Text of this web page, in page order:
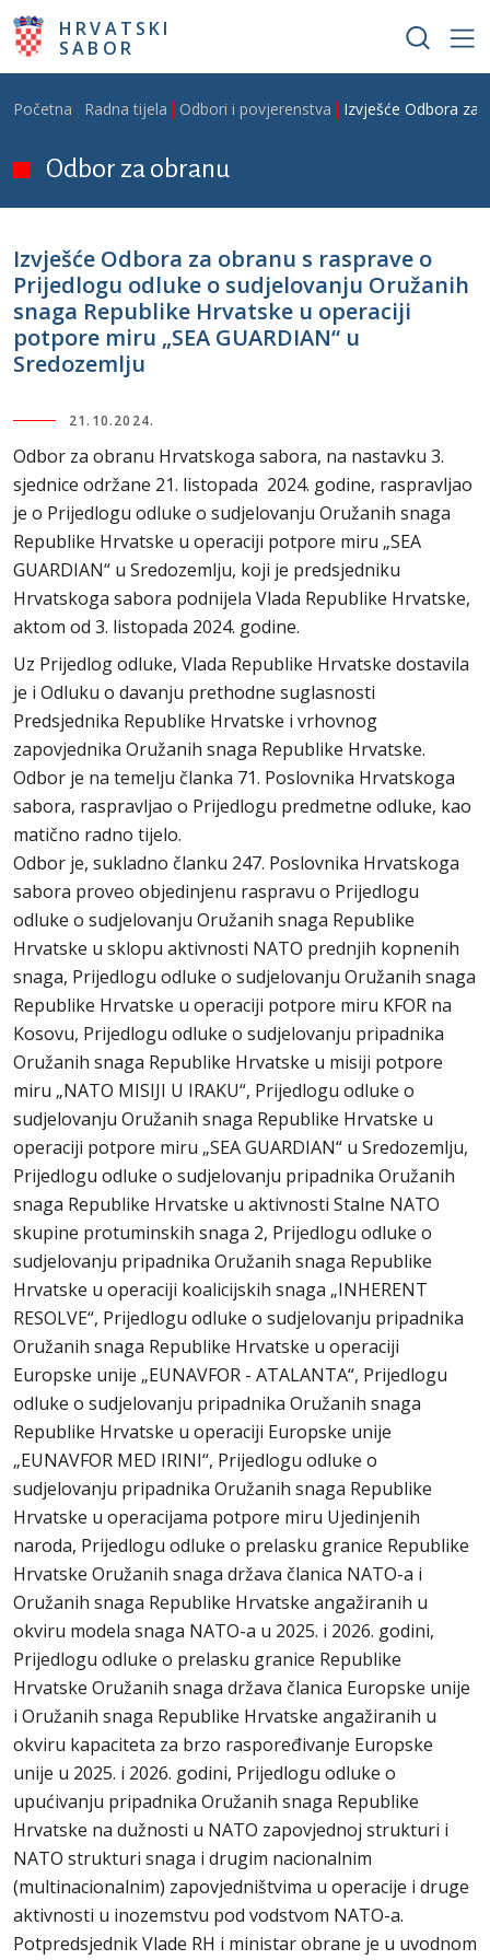
Skoči na glavni sadržaj
HRVATSKI
SABOR
Breadcrumb
Početna Radna tijela Odbori i povjerenstva Izvješće Odbora za
Odbor za obranu
Izvješće Odbora za obranu s rasprave o
Prijedlogu odluke o sudjelovanju Oružanih
snaga Republike Hrvatske u operaciji
potpore miru „SEA GUARDIAN“ u
Sredozemlju
21.10.2024.
Odbor za obranu Hrvatskoga sabora, na nastavku 3.
sjednice održane 21. listopada 2024. godine, raspravljao
je o Prijedlogu odluke o sudjelovanju Oružanih snaga
Republike Hrvatske u operaciji potpore miru „SEA
GUARDIAN“ u Sredozemlju, koji je predsjedniku
Hrvatskoga sabora podnijela Vlada Republike Hrvatske,
aktom od 3. listopada 2024. godine.
Uz Prijedlog odluke, Vlada Republike Hrvatske dostavila
je i Odluku o davanju prethodne suglasnosti
Predsjednika Republike Hrvatske i vrhovnog
zapovjednika Oružanih snaga Republike Hrvatske.
Odbor je na temelju članka 71. Poslovnika Hrvatskoga
sabora, raspravljao o Prijedlogu predmetne odluke, kao
matično radno tijelo.
Odbor je, sukladno članku 247. Poslovnika Hrvatskoga
sabora proveo objedinjenu raspravu o Prijedlogu
odluke o sudjelovanju Oružanih snaga Republike
Hrvatske u sklopu aktivnosti NATO prednjih kopnenih
snaga, Prijedlogu odluke o sudjelovanju Oružanih snaga
Republike Hrvatske u operaciji potpore miru KFOR na
Kosovu, Prijedlogu odluke o sudjelovanju pripadnika
Oružanih snaga Republike Hrvatske u misiji potpore
miru „NATO MISIJI U IRAKU“, Prijedlogu odluke o
sudjelovanju Oružanih snaga Republike Hrvatske u
operaciji potpore miru „SEA GUARDIAN“ u Sredozemlju,
Prijedlogu odluke o sudjelovanju pripadnika Oružanih
snaga Republike Hrvatske u aktivnosti Stalne NATO
skupine protuminskih snaga 2, Prijedlogu odluke o
sudjelovanju pripadnika Oružanih snaga Republike
Hrvatske u operaciji koalicijskih snaga „INHERENT
RESOLVE“, Prijedlogu odluke o sudjelovanju pripadnika
Oružanih snaga Republike Hrvatske u operaciji
Europske unije „EUNAVFOR - ATALANTA“, Prijedlogu
odluke o sudjelovanju pripadnika Oružanih snaga
Republike Hrvatske u operaciji Europske unije
„EUNAVFOR MED IRINI“, Prijedlogu odluke o
sudjelovanju pripadnika Oružanih snaga Republike
Hrvatske u operacijama potpore miru Ujedinjenih
naroda, Prijedlogu odluke o prelasku granice Republike
Hrvatske Oružanih snaga država članica NATO-a i
Oružanih snaga Republike Hrvatske angažiranih u
okviru modela snaga NATO-a u 2025. i 2026. godini,
Prijedlogu odluke o prelasku granice Republike
Hrvatske Oružanih snaga država članica Europske unije
i Oružanih snaga Republike Hrvatske angažiranih u
okviru kapaciteta za brzo raspoređivanje Europske
unije u 2025. i 2026. godini, Prijedlogu odluke o
upućivanju pripadnika Oružanih snaga Republike
Hrvatske na dužnosti u NATO zapovjednoj strukturi i
NATO strukturi snaga i drugim nacionalnim
(multinacionalnim) zapovjedništvima u operacije i druge
aktivnosti u inozemstvu pod vodstvom NATO-a.
Potpredsjednik Vlade RH i ministar obrane je u uvodnom